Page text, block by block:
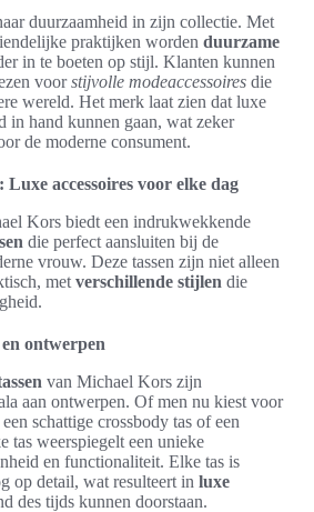
duurzaamheid in zijn collectie. Met
praktijken worden duurzame
in te boeten op stijl. Klanten kunnen
voorstijvolle modeaccessoires die
wereld. Het merk laat zien dat luxe
in hand kunnen gaan, wat zeker
de moderne consument.
accessoires voor elke dag
Kors biedt een indrukwekkende
die perfect aansluiten bij de
vrouw. Deze tassen zijn niet alleen
met verschillende stijlen die
ontwerpen
van Michael Kors zijn
aan ontwerpen. Of men nu kiest voor
schattige crossbody tas of een
tas weerspiegelt een unieke
en functionaliteit. Elke tas is
op detail, wat resulteert in luxe
des tijds kunnen doorstaan.